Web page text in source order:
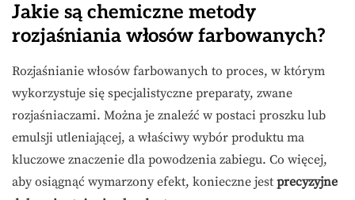
Jakie są chemiczne metody
rozjaśniania włosów farbowanych?
Rozjaśnianie włosów farbowanych to proces, w którym
wykorzystuje się specjalistyczne preparaty, zwane
rozjaśniaczami. Można je znaleźć w postaci proszku lub
emulsji utleniającej, a właściwy wybór produktu ma
kluczowe znaczenie dla powodzenia zabiegu. Co więcej,
aby osiągnąć wymarzony efekt, konieczne jest precyzyjne